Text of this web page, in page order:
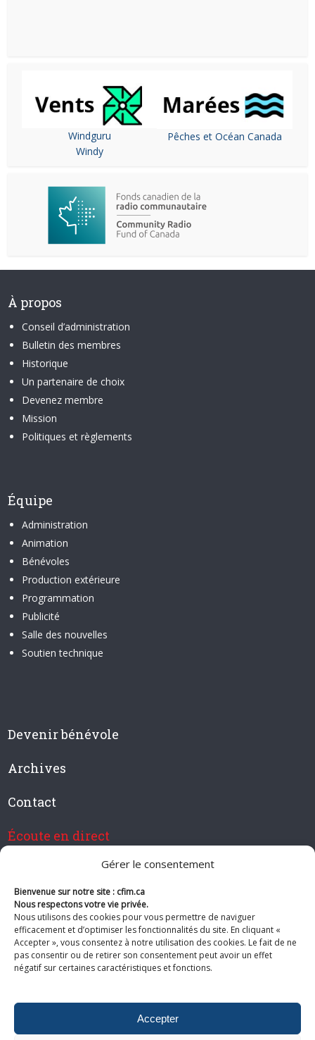
Gérer le consentement
Bienvenue sur notre site : cfim.ca
Nous respectons votre vie privée.
Nous utilisons des cookies pour vous permettre de naviguer
efficacement et d’optimiser les fonctionnalités du site. En cliquant «
Accepter », vous consentez à notre utilisation des cookies. Le fait de ne
pas consentir ou de retirer son consentement peut avoir un effet
négatif sur certaines caractéristiques et fonctions.
Accepter
Windguru
Windy
Pêches et Océan Canada
À propos
Conseil d’administration
Bulletin des membres
Historique
Un partenaire de choix
Devenez membre
Mission
Politiques et règlements
Équipe
Administration
Animation
Bénévoles
Production extérieure
Programmation
Publicité
Salle des nouvelles
Soutien technique
Devenir bénévole
Archives
Contact
Écoute en direct
Devenir membre de CFIM
Suivez-nous